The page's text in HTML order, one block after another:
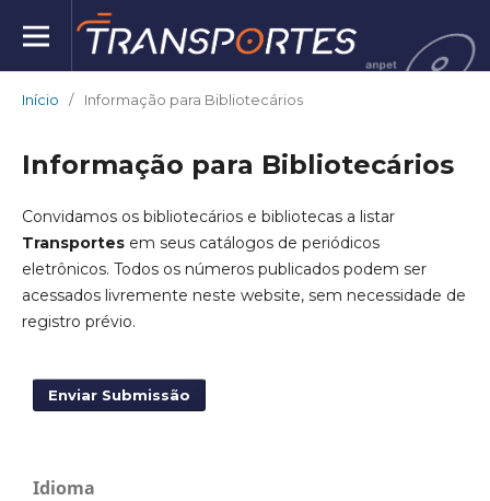
Início / Informação para Bibliotecários
Informação para Bibliotecários
Convidamos os bibliotecários e bibliotecas a listar
Transportesem seus catálogos de periódicos
eletrônicos. Todos os números publicados podem ser
acessados livremente neste website, sem necessidade de
registro prévio.
Enviar Submissão
Idioma